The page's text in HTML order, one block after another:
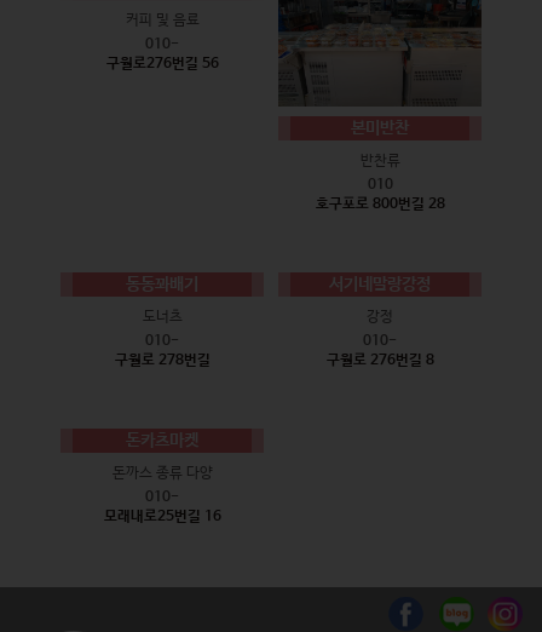
커피 및 음료
010-
구월로276번길 56
본미반찬
반찬류
010
호구포로 800번길 28
동동꽈배기
도너츠
010-
구월로 278번길
서기네말랑강정
강정
010-
구월로 276번길 8
돈카츠마켓
돈까스 종류 다양
010-
모래내로25번길 16